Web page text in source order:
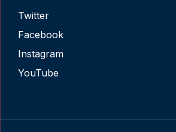
Twitter
Facebook
Instagram
YouTube